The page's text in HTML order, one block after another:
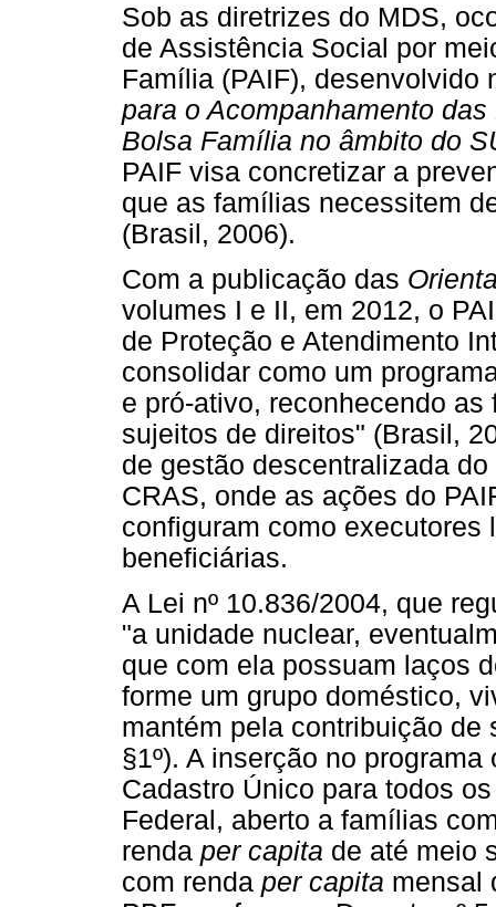
Sob as diretrizes do MDS,
de Assistência Social por
Família (PAIF),
para o Acompanhamento
Bolsa Família no âmbito do
PAIF visa concretizar a
que as famílias necessitem
(Brasil, 2006).
Com a publicação das
volumes I e II, em 2012, o
de Proteção e Atendimento
consolidar como um
e pró-ativo, reconhecendo
sujeitos de direitos" (Brasil,
de gestão descentralizada
CRAS, onde as ações do
configuram como
beneficiárias.
A Lei nº 10.836/2004, que
"a unidade nuclear,
que com ela possuam laços
forme um grupo doméstico,
mantém pela contribuição de
§1º). A inserção no
Cadastro Único para todos
Federal, aberto a famílias
renda per capita de até meio
com renda per capita mensal